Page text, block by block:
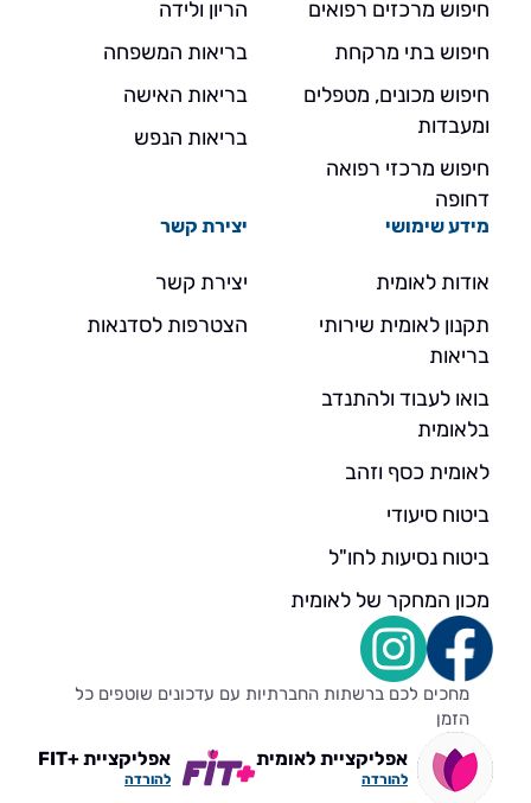
חיפוש מרכזים רפואים
חיפוש בתי מרקחת
חיפוש מכונים, מטפלים
ומעבדות
חיפוש מרכזי רפואה
דחופה
הריון ולידה
בריאות המשפחה
בריאות האישה
בריאות הנפש
מידע שימושי
אודות לאומית
תקנון לאומית שירותי
בריאות
בואו לעבוד ולהתנדב
בלאומית
לאומית כסף וזהב
ביטוח סיעודי
ביטוח נסיעות לחו"ל
מכון המחקר של לאומית
יצירת קשר
יצירת קשר
הצטרפות לסדנאות
מחכים לכם ברשתות החברתיות עם עדכונים שוטפים כל
הזמן
אפליקציית לאומית
להורדה
אפליקציית +FIT
להורדה